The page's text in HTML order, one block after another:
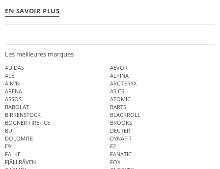
EN SAVOIR PLUS
Les meilleures marques
ADIDAS
AEVOR
ALÉ
ALPINA
AIM'N
ARC'TERYX
ARENA
ASICS
ASSOS
ATOMIC
BABOLAT
BARTS
BIRKENSTOCK
BLACKROLL
BOGNER FIRE+ICE
BROOKS
BUFF
DEUTER
DOLOMITE
DYNAFIT
E9
F2
FALKE
FANATIC
FJÄLLRÄVEN
FOX